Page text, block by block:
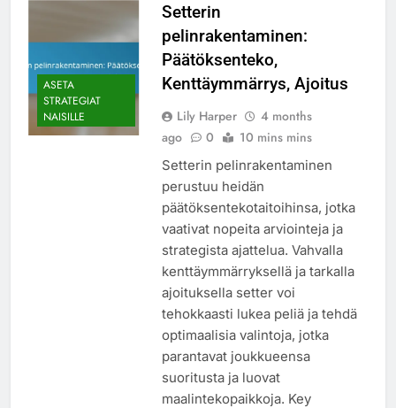
ASETA
STRATEGIAT
NAISILLE
Setterin
pelinrakentaminen:
Päätöksenteko,
Kenttäymmärrys, Ajoitus
Lily Harper
4 months
ago
0 10 mins mins
Setterin pelinrakentaminen
perustuu heidän
päätöksentekotaitoihinsa, jotka
vaativat nopeita arviointeja ja
strategista ajattelua. Vahvalla
kenttäymmärryksellä ja tarkalla
ajoituksella setter voi
tehokkaasti lukea peliä ja tehdä
optimaalisia valintoja, jotka
parantavat joukkueensa
suoritusta ja luovat
maalintekopaikkoja. Key